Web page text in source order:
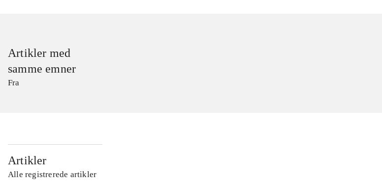
Artikler med
samme emner
Fra
Artikler
Alle registrerede artikler